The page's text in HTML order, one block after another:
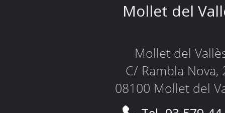
Mollet del
Mollet del
C/ Rambla Nova,
08100 Mollet del